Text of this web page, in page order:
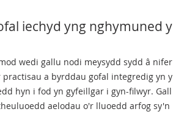
iechyd yng nghymuned y
wedi gallu nodi meysydd sydd â nifer
a byrddau gofal integredig yn y
hyn i fod yn gyfeillgar i gyn-filwyr. Gall
aelodau o'r lluoedd arfog sy'n